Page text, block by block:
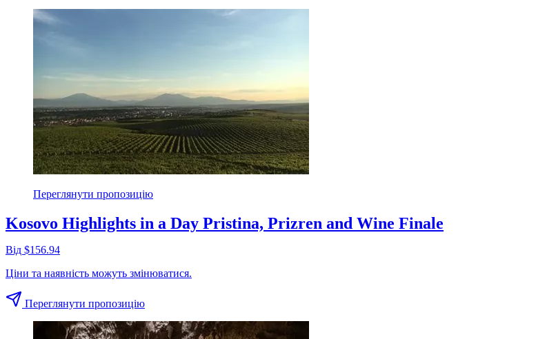
Переглянути пропозицію
Kosovo Highlights in a Day Pristina, Prizren and Wine Finale
Від $156.94
Ціни та наявність можуть змінюватися.
Переглянути пропозицію